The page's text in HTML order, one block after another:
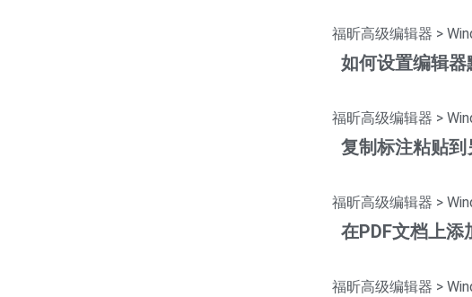
福昕高级编辑器 >
如何设置编辑
福昕高级编辑器 >
复制标注粘贴
福昕高级编辑器 >
在PDF文档上
福昕高级编辑器 >